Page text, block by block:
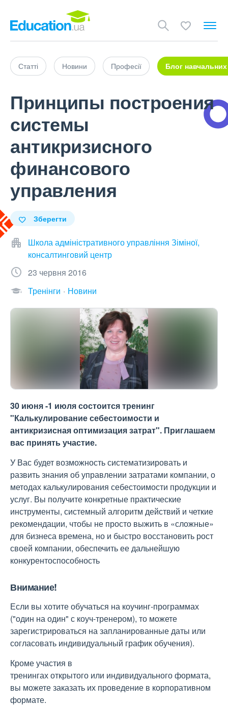
Статті Новини Професії Блог навчальних
Принципы построения
системы
антикризисного
финансового
управления
Зберегти
Школа адміністративного управління Зіміної,
консалтинговий центр
23 червня 2016
Тренінги
Новини
30 июня -1 июля состоится тренинг
"Калькулирование себестоимости и
антикризисная оптимизация затрат". Приглашаем
вас принять участие.
У Вас будет возможность систематизировать и
развить знания об управлении затратами компании, о
методах калькулирования себестоимости продукции и
услуг. Вы получите конкретные практические
инструменты, системный алгоритм действий и четкие
рекомендации, чтобы не просто выжить в «сложные»
для бизнеса времена, но и быстро восстановить рост
своей компании, обеспечить ее дальнейшую
конкурентоспособность
Внимание!
Если вы хотите обучаться на коучинг-программах
("один на один" с коуч-тренером), то можете
зарегистрироваться на запланированные даты или
согласовать индивидуальный график обучения).
Кроме участия в
тренингах открытого или индивидуального формата,
вы можете заказать их проведение в корпоративном
формате.